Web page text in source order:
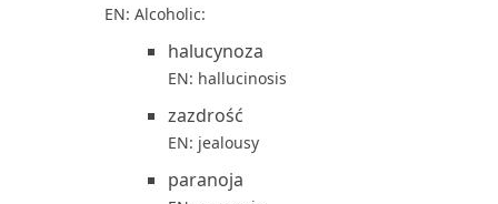
EN: Alcoholic:
halucynoza
EN: hallucinosis
zazdrość
EN: jealousy
paranoja